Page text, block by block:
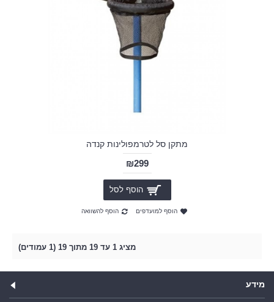
מתקן סל לטרמפולינות קנדה
₪299
הוסף לסל
הוסף למועדפים הוסף להשוואה
מציג 1 עד 19 מתוך 19 (1 עמודים)
מידע